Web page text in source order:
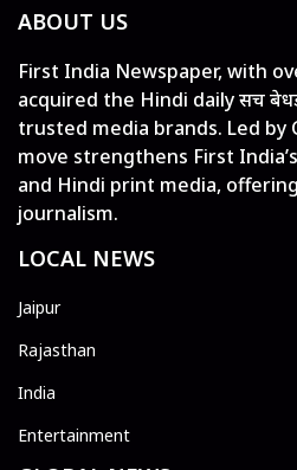
ABOUT US
First India Newspaper, with
acquired the Hindi daily सच
trusted media brands. Led by
move strengthens First
and Hindi print media,
journalism.
LOCAL NEWS
Jaipur
Rajasthan
India
Entertainment